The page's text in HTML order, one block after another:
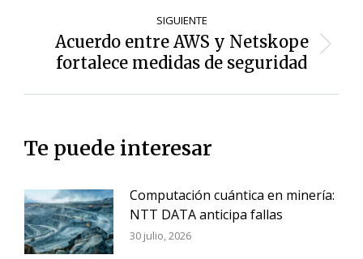
SIGUIENTE
Siguiente
entrada:
Acuerdo entre AWS y Netskope
fortalece medidas de seguridad
Te puede interesar
Computación cuántica en minería:
NTT DATA anticipa fallas
30 julio, 2026